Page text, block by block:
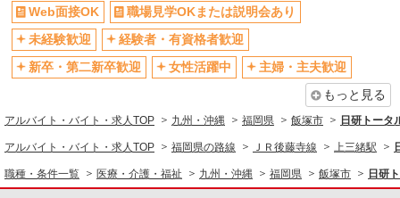
飯塚市｜未経験でも大丈夫◎研修が手厚い有料
住宅の介護♪
時給1450円〜2062円 ＜日払い有/週払い有/交
通費全支給(ガソリン代含む)＞
詳細を見る
Web面接OK
職場見学OKまたは説明会あり
未経験歓迎
経験者・有資格者歓迎
新卒・第二新卒歓迎
女性活躍中
主婦・主夫歓迎
もっと見る
アルバイト・バイト・求人TOP 九州・沖縄 福岡県 飯塚市 日研トー
アルバイト・バイト・求人TOP 福岡県の路線 ＪＲ後藤寺線 上三緒駅
職種・条件一覧 医療・介護・福祉 九州・沖縄 福岡県 飯塚市 日研